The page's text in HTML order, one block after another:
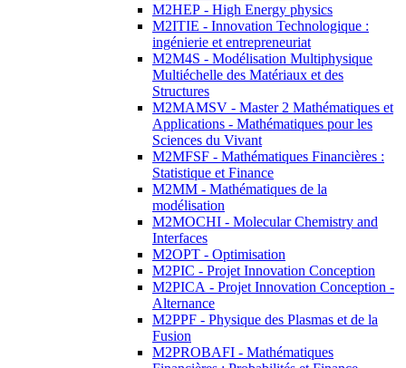
M2HEP - High Energy physics
M2ITIE - Innovation Technologique :
ingénierie et entrepreneuriat
M2M4S - Modélisation Multiphysique
Multiéchelle des Matériaux et des
Structures
M2MAMSV - Master 2 Mathématiques et
Applications - Mathématiques pour les
Sciences du Vivant
M2MFSF - Mathématiques Financières :
Statistique et Finance
M2MM - Mathématiques de la
modélisation
M2MOCHI - Molecular Chemistry and
Interfaces
M2OPT - Optimisation
M2PIC - Projet Innovation Conception
M2PICA - Projet Innovation Conception -
Alternance
M2PPF - Physique des Plasmas et de la
Fusion
M2PROBAFI - Mathématiques